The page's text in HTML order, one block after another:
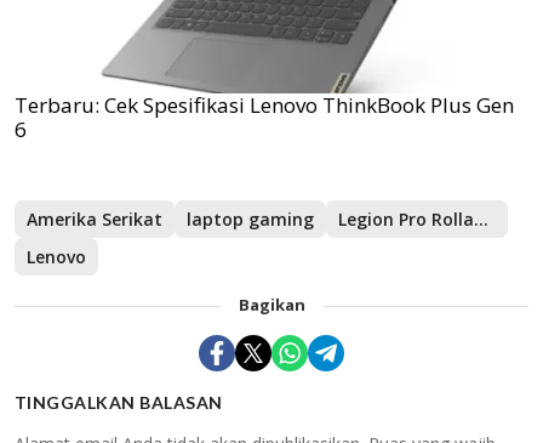
Terbaru: Cek Spesifikasi Lenovo ThinkBook Plus Gen
6
Amerika Serikat laptop gaming
Legion Pro Rollable
Lenovo
Bagikan
TINGGALKAN BALASAN